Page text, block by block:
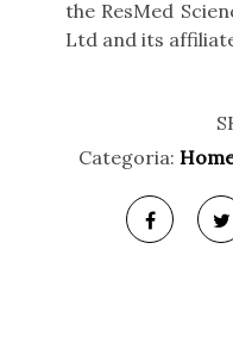
the ResMed
Ltd and its
Categoria: